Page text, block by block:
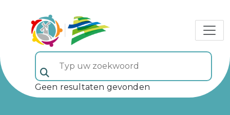
Typ uw zoekwoord (veld 5)
Geen resultaten gevonden